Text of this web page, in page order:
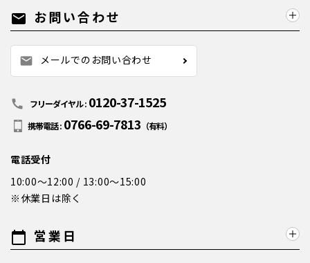
mail お問い合わせ
mail メールでのお問い合わせ
call フリーダイヤル : 0120-37-1525
携帯電話 : 0766-69-7813 （有料）
電話受付
10:00～12:00 / 13:00～15:00
※休業日は除く
calendar_today 営業日